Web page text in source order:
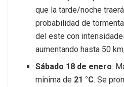
que la tarde/noche
probabilidad de
del este con
aumentando hasta 50
Sábado 18 de enero:
mínima de 21 °C. Se